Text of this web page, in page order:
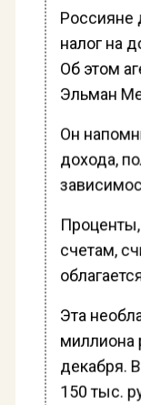
Россияне
налог на
Об этом
Эльман
Он
дохода,
счетам,
Эта
миллиона
декабря.
150 тыс.